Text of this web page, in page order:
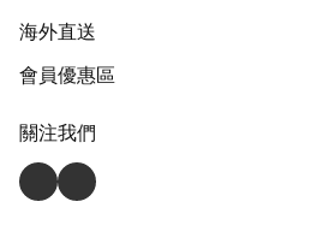
海外直送
會員優惠區
關注我們